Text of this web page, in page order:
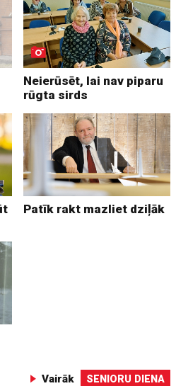
Neierūsēt, lai nav piparu
rūgta sirds
Patīk rakt mazliet dziļāk
Vairāk SENIORU DIENA